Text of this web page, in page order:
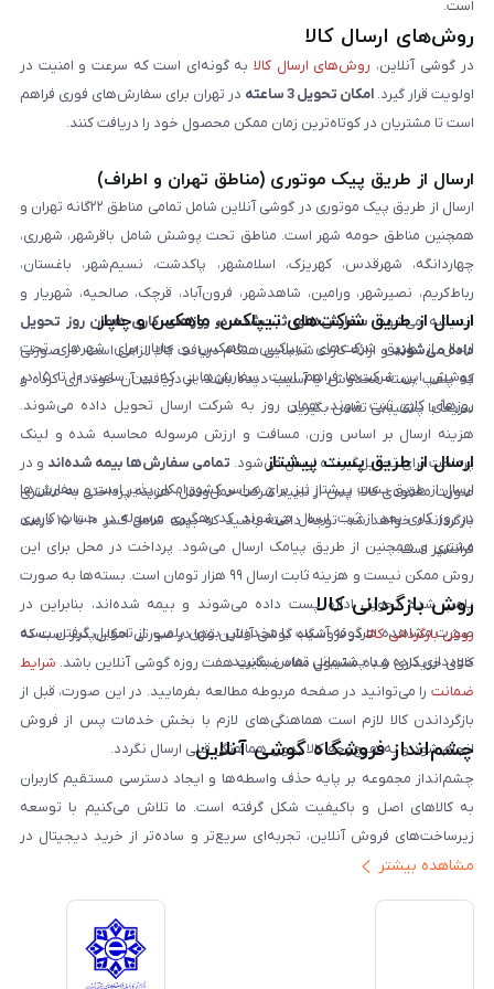
است.
روش‌های ارسال کالا
در گوشی آنلاین، روش‌های ارسال کالا به گونه‌ای است که سرعت و امنیت در
اولویت قرار گیرد. امکان تحویل 3 ساعته
در تهران برای سفارش‌های فوری فراهم
است تا مشتریان در کوتاه‌ترین زمان ممکن محصول خود را دریافت کنند.
ارسال از طریق پیک موتوری (مناطق تهران و اطراف)
ارسال از طریق پیک موتوری در گوشی آنلاین شامل تمامی مناطق ۲۲گانه تهران و
همچنین مناطق حومه شهر است. مناطق تحت پوشش شامل باقرشهر، شهرری،
چهاردانگه، شهرقدس، کهریزک، اسلامشهر، پاکدشت، نسیم‌شهر، باغستان،
رباط‌کریم، نصیرشهر، ورامین، شاهدشهر، فرون‌آباد، قرچک، صالحیه، شهریار و
اندیشه می‌شود. سفارش‌های ثبت‌شده در روزهای کاری همان روز تحویل
داده می‌شوندو ارائه کارت شناسایی هنگام دریافت کالا الزامی است. در صورتی
که پلمپ بسته مخدوش یا آسیب دیده باشد، از دریافت آن خودداری کرده و
سریعاً با پشتیبانی تماس بگیرید.
ارسال از طریق شرکت‌های تیپاکس، ماهکس و چاپار
ارسال از طریق شرکت‌های تیپاکس، ماهکس و چاپار برای شهرهای تحت
پوشش این شرکت‌ها فراهم است. سفارش‌هایی که بین ساعت ۱۰ تا ۱۵ در
روزهای کاری ثبت شوند، همان روز به شرکت ارسال تحویل داده می‌شوند.
هزینه ارسال بر اساس وزن، مسافت و ارزش مرسوله محاسبه شده و لینک
پرداخت برای تحویل‌گیرنده ارسال می‌شود. تمامی سفارش‌ها بیمه شده‌اند و در
صورت مفقودی کالا، پس از تایید شرکت حمل‌ونقل، هزینه پرداختی به مشتری
بازگردانده خواهد شد. توجه داشته باشید که بیمه شامل کسر ۱۰ تا ۱۵ درصد
فرانشیز است.
ارسال از طریق پست پیشتاز
ارسال از طریق پست پیشتاز نیز برای سراسر کشور امکان‌پذیر است و سفارش‌ها
در روز کاری بعد از ثبت، ارسال می‌شوند. کد رهگیری مرسوله در حساب کاربری
مشتری و همچنین از طریق پیامک ارسال می‌شود. پرداخت در محل برای این
روش ممکن نیست و هزینه ثابت ارسال ۹۹ هزار تومان است. بسته‌ها به صورت
پلمپ شده تحویل اداره پست داده می‌شوند و بیمه شده‌اند، بنابراین در
صورت مشاهده هرگونه آسیب یا مخدوش بودن پلمپ، از تحویل گرفتن بسته
خودداری کرده و با پشتیبانی تماس بگیرید.
روش بازگردانی کالا
روش بازگردانی کالادر فروشگاه گوشی آنلاین تنها در صورتی امکان‌پذیر است که
کالای خریداری شده مشمول مفاد ضمانت هفت روزه گوشی آنلاین باشد. شرایط
ضمانت را می‌توانید در صفحه مربوطه مطالعه بفرمایید. در این صورت، قبل از
بازگرداندن کالا لازم است هماهنگی‌های لازم با بخش خدمات پس از فروش
انجام شود و به هیچ‌وجه کالا بدون هماهنگی قبلی ارسال نگردد.
چشم‌انداز فروشگاه گوشی آنلاین
چشم‌انداز مجموعه بر پایه حذف واسطه‌ها و ایجاد دسترسی مستقیم کاربران
به کالاهای اصل و باکیفیت شکل گرفته است. ما تلاش می‌کنیم با توسعه
زیرساخت‌های فروش آنلاین، تجربه‌ای سریع‌تر و ساده‌تر از خرید دیجیتال در
ایران ارائه دهیم. تبدیل‌شدن به مرجعی قابل اعتماد برای خرید کالای دیجیتال،
خدمات و به‌روزرسانی مداوم محصولات، مسیر ما را روشن‌تر می‌کند. ما باور
داریم آینده بازار دیجیتال متعلق به کسب‌وکارهایی است که صداقت و شفافیت
را در اولویت قرار می‌دهند. گوشی آنلاین با تکیه بر تجربه و تخصص، با قدرت به
مشاهده بیشتر